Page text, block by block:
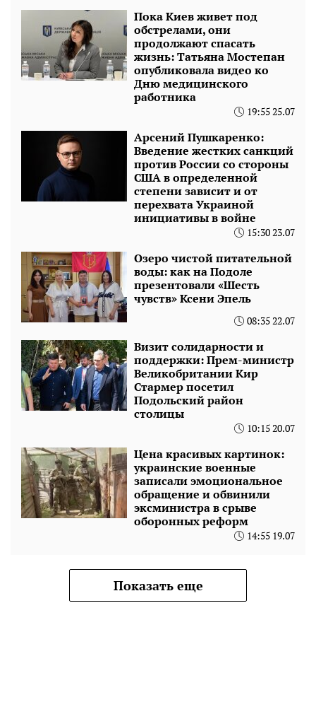
Пока Киев живет под
обстрелами, они
продолжают спасать
жизнь: Татьяна Мостепан
опубликовала видео ко
Дню медицинского
работника
19:55 25.07
Арсений Пушкаренко:
Введение жестких санкций
против России со стороны
США в определенной
степени зависит и от
перехвата Украиной
инициативы в войне
15:30 23.07
Озеро чистой питательной
воды: как на Подоле
презентовали «Шесть
чувств» Ксени Эпель
08:35 22.07
Визит солидарности и
поддержки: Прем-министр
Великобритании Кир
Стармер посетил
Подольский район
столицы
10:15 20.07
Цена красивых картинок:
украинские военные
записали эмоциональное
обращение и обвинили
эксминистра в срыве
оборонных реформ
14:55 19.07
Показать еще